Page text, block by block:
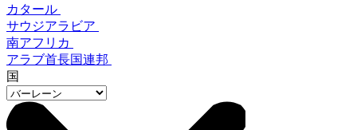
カタール
サウジアラビア
南アフリカ
アラブ首長国連邦
国